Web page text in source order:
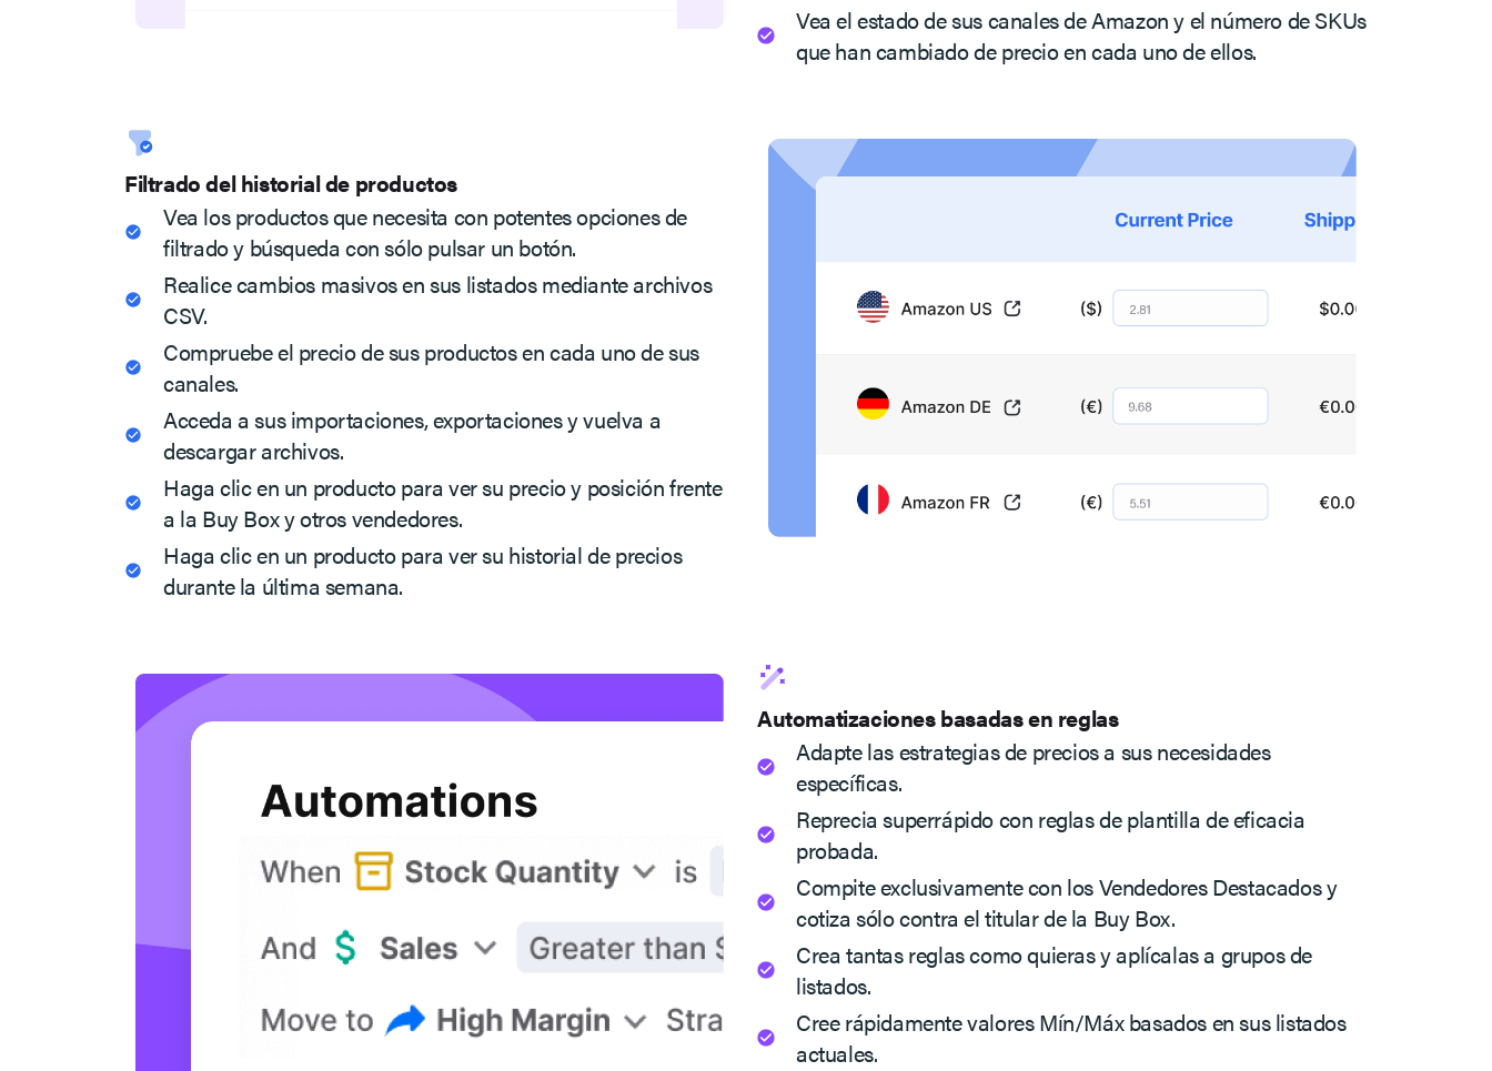
Vea el estado de sus canales de Amazon y el número de SKUs
que han cambiado de precio en cada uno de ellos.
Filtrado del historial de productos
Vea los productos que necesita con potentes opciones de
filtrado y búsqueda con sólo pulsar un botón.
Realice cambios masivos en sus listados mediante archivos
CSV.
Compruebe el precio de sus productos en cada uno de sus
canales.
Acceda a sus importaciones, exportaciones y vuelva a
descargar archivos.
Haga clic en un producto para ver su precio y posición frente
a la Buy Box y otros vendedores.
Haga clic en un producto para ver su historial de precios
durante la última semana.
Automatizaciones basadas en reglas
Adapte las estrategias de precios a sus necesidades
específicas.
Reprecia superrápido con reglas de plantilla de eficacia
probada.
Compite exclusivamente con los Vendedores Destacados y
cotiza sólo contra el titular de la Buy Box.
Crea tantas reglas como quieras y aplícalas a grupos de
listados.
Cree rápidamente valores Mín/Máx basados en sus listados
actuales.